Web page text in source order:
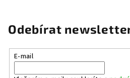
Odebírat
E-mail